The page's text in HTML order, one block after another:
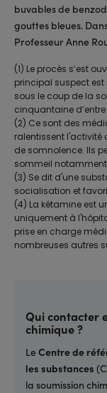
buvables de
gouttes bleues.
Professeur Anne
(1) Le procès s’est
principal suspect est
sous le coup de la
cinquantaine
(2) Ce sont des
ralentissent l'activité
de somnolence. Ils
sommeil
(3) Se dit d'une
socialisation et
(4) La kétamine est
uniquement à
prise en charge
nombreuses autres
Qui contacter
chimique ?
LeCentre de
les substances
la soumission